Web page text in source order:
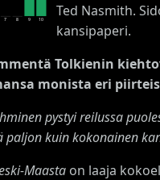
7 8 9 10
Ted Nasmith.
kansipaperi.
Tolkienin
monista eri
pystyi reilussa
paljon kuin kokonainen
Maasta on laaja